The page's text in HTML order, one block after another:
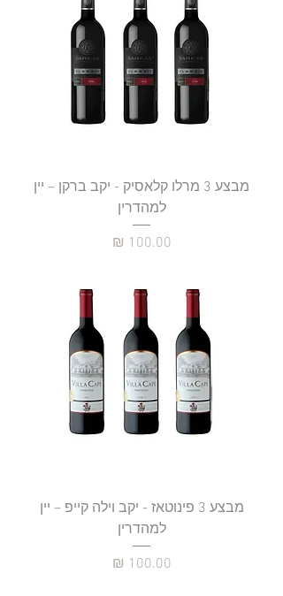
מבצע 3 מרלו קלאסיק - יקב ברקן – יין
למהדרין
מחיר
מבצע 3 פינוטאז - יקב וילה קייפ – יין
למהדרין
מחיר